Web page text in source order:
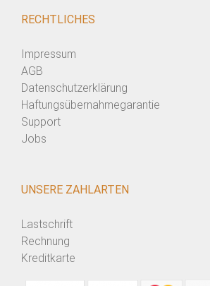
RECHTLICHES
Impressum
AGB
Datenschutzerklärung
Haftungsübernahmegarantie
Support
Jobs
UNSERE ZAHLARTEN
Lastschrift
Rechnung
Kreditkarte